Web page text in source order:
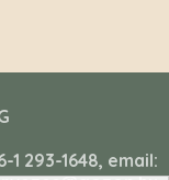
1 293-1648, email: